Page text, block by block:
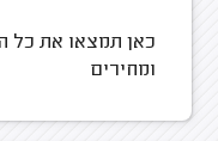
כאן תמצאו את כל
ומחירים